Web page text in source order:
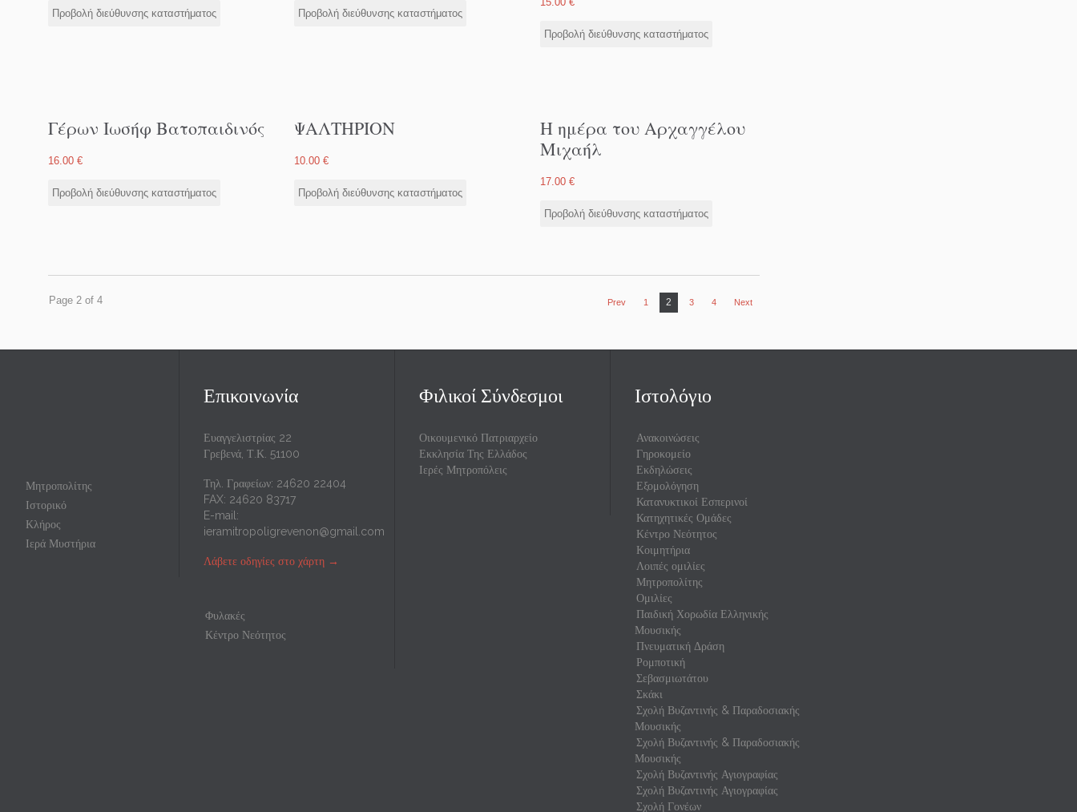
Προβολή διεύθυνσης καταστήματος Προβολή διεύθυνσης καταστήματος
Προβολή διεύθυνσης καταστήματος
Γέρων Ιωσήφ Βατοπαιδινός
16.00 €
Προβολή διεύθυνσης καταστήματος
ΨΑΛΤΗΡΙΟΝ
10.00 €
Προβολή διεύθυνσης καταστήματος
Η ημέρα του Αρχαγγέλου
Μιχαήλ
17.00 €
Προβολή διεύθυνσης καταστήματος
Page 2 of 4 Prev 1 2 3 4 Next
Μητροπολίτης
Ιστορικό
Κλήρος
Ιερά Μυστήρια
Επικοινωνία
Ευαγγελιστρίας 22
Γρεβενά, Τ.Κ. 51100
Τηλ. Γραφείων: 24620 22404
FAX: 24620 83717
E-mail:
ieramitropoligrevenon@gmail.com
Λάβετε οδηγίες στο χάρτη →
Φυλακές
Κέντρο Νεότητος
Φιλικοί Σύνδεσμοι
Οικουμενικό Πατριαρχείο
Εκκλησία Της Ελλάδος
Ιερές Μητροπόλεις
Ιστολόγιο
Ανακοινώσεις
Γηροκομείο
Εκδηλώσεις
Εξομολόγηση
Κατανυκτικοί Εσπερινοί
Κατηχητικές Ομάδες
Κέντρο Νεότητος
Κοιμητήρια
Λοιπές ομιλίες
Μητροπολίτης
Ομιλίες
Παιδική Χορωδία Ελληνικής
Μουσικής
Πνευματική Δράση
Ρομποτική
Σεβασμιωτάτου
Σκάκι
Σχολή Βυζαντινής & Παραδοσιακής
Μουσικής
Σχολή Βυζαντινής & Παραδοσιακής
Μουσικής
Σχολή Βυζαντινής Αγιογραφίας
Σχολή Βυζαντινής Αγιογραφίας
Σχολή Γονέων